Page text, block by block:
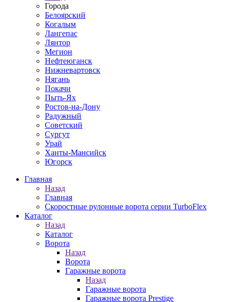
Города
Белоярский
Когалым
Лангепас
Лянтор
Мегион
Нефтеюганск
Нижневартовск
Нягань
Покачи
Пыть-Ях
Рoстов-на-Дону
Радужный
Советский
Сургут
Урай
Ханты-Мансийск
Югорск
Главная
Назад
Главная
Скоростные рулонные ворота серии TurboFlex
Каталог
Назад
Каталог
Ворота
Назад
Ворота
Гаражные ворота
Назад
Гаражные ворота
Гаражные ворота Prestige